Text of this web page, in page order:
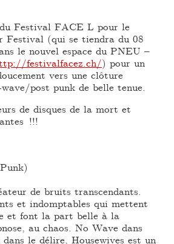
Festival FACE L pour le
Festival (qui se tiendra du 08
le nouvel espace du PNEU –
festivalfacez.ch/) pour un
vers une clôture
post punk de belle tenue.
de disques de la mort et
!!!
de bruits transcendants.
et indomptables qui mettent
et font la part belle à la
au chaos. No Wave dans
le délire, Housewives est un